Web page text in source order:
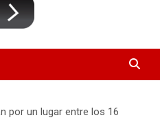
por un lugar entre los 16